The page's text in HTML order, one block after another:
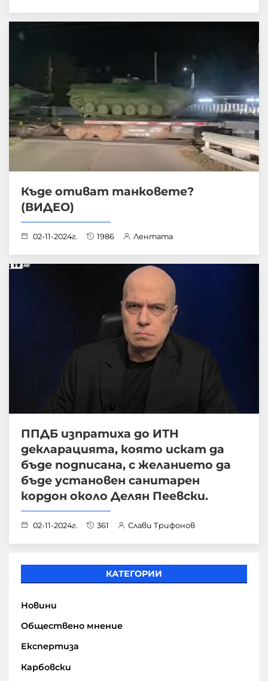
Къде отиват танковете?
(ВИДЕО)
02-11-2024г. 1986 Лентата
ППДБ изпратиха до ИТН
декларацията, която искат да
бъде подписана, с желанието да
бъде установен санитарен
кордон около Делян Пеевски.
02-11-2024г. 361 Слави Трифонов
КАТЕГОРИИ
Новини
Обществено мнение
Експертиза
Карбовски